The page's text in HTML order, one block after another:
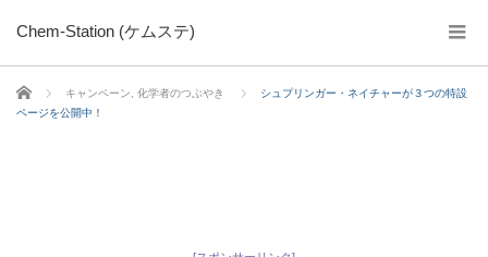
Chem-Station (ケムステ)
ホーム キャンペーン 化学者のつぶやき
シュプリンガー・ネイチャーが３つの特設
ページを公開中！